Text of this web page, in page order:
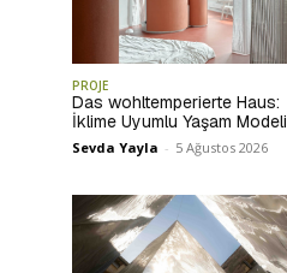
PROJE
Das wohltemperierte Haus:
İklime Uyumlu Yaşam Modeli
Sevda Yayla - 5 Ağustos 2026